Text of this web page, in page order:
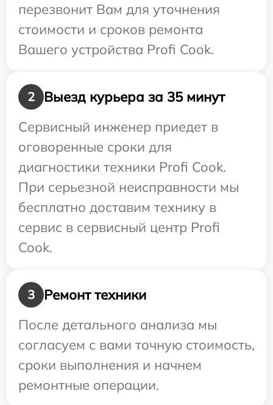
перезвонит Вам для уточнения
стоимости и сроков ремонта
Вашего устройства Profi Cook.
2
Выезд курьера за 35 минут
Сервисный инженер приедет в
оговоренные сроки для
диагностики техники Profi Cook.
При серьезной неисправности мы
бесплатно доставим технику в
сервис в сервисный центр Profi
Cook.
3
Ремонт техники
После детального анализа мы
согласуем с вами точную стоимость,
сроки выполнения и начнем
ремонтные операции.